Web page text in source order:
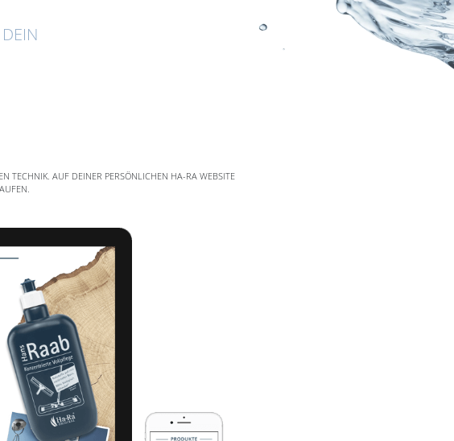
TECHNIK. AUF DEINER PERSÖNLICHEN HA-RA WEBSITE